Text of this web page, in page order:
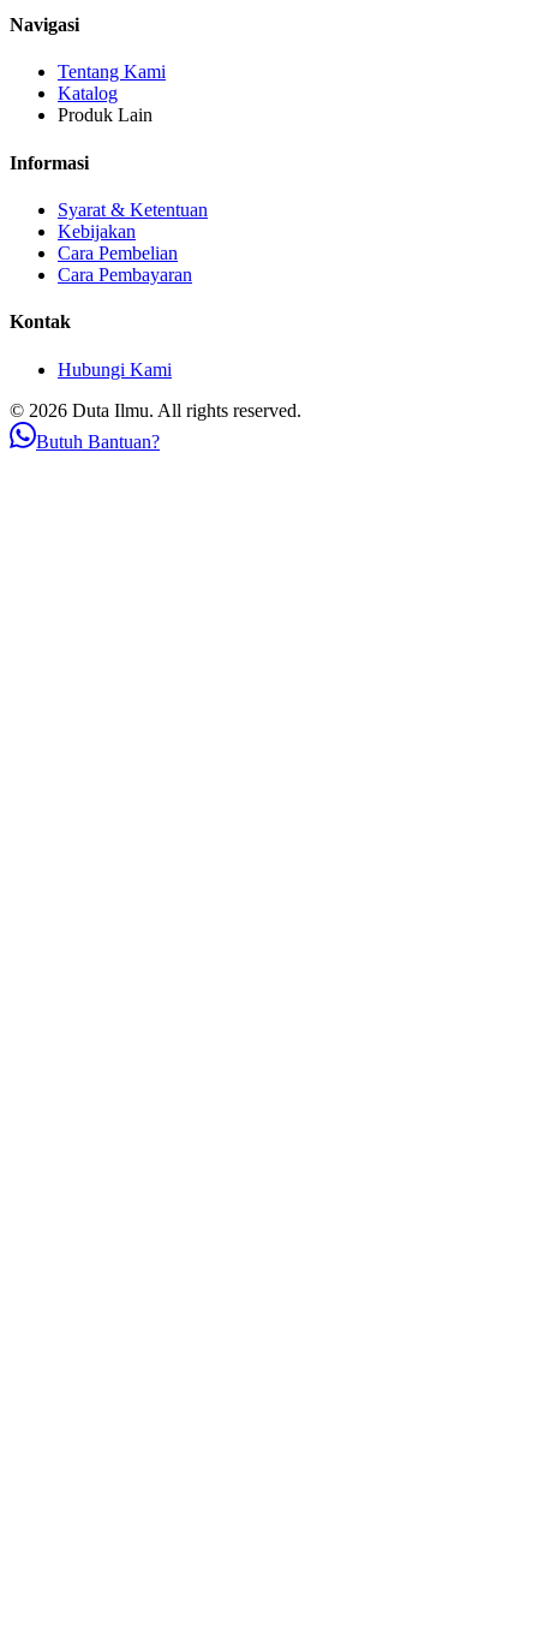
Navigasi
Tentang Kami
Katalog
Produk Lain
Informasi
Syarat & Ketentuan
Kebijakan
Cara Pembelian
Cara Pembayaran
Kontak
Hubungi Kami
© 2026 Duta Ilmu. All rights reserved.
Butuh Bantuan?